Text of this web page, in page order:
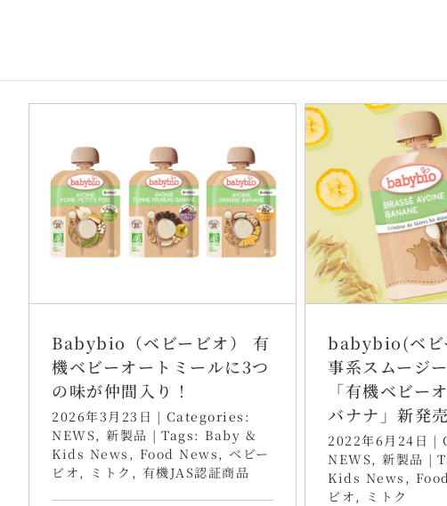
Babybio（ベビービオ） 有
機ベビーオートミールに3つ
の味が仲間入り！
2026年3月23日 | Categories:
NEWS, 新製品 | Tags: Baby &
Kids News , Food News , ベビー
ビオ , ミトク , 有機JAS認証商品
babybio(ベビ
事系スムージ
「有機ベビー
バナナ」新発売
2022年6月24日 |
NEWS, 新製品 |
Kids News ,
ビオ , ミトク